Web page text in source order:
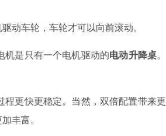
动车轮，车轮才可以向前滚动。
机是只有一个电机驱动的电动升降桌。
更快更稳定。当然，双倍配置带来更
丰富。